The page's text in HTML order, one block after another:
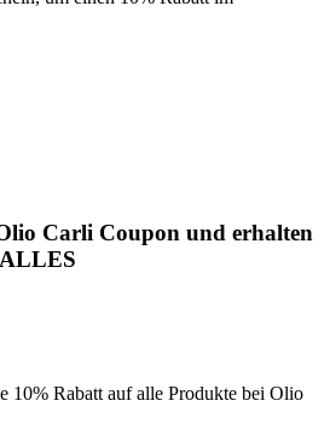
Carli Coupon und erhalten
10% Rabatt auf alle Produkte bei Olio